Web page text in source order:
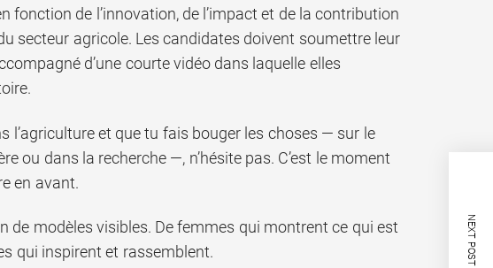
fonction de l’innovation, de l’impact et de la contribution
secteur agricole. Les candidates doivent soumettre leur
d’une courte vidéo dans laquelle elles
l’agriculture et que tu fais bouger les choses — sur le
ou dans la recherche —, n’hésite pas. C’est le moment
en avant.
de modèles visibles. De femmes qui montrent ce qui est
qui inspirent et rassemblent.
NEXT POST